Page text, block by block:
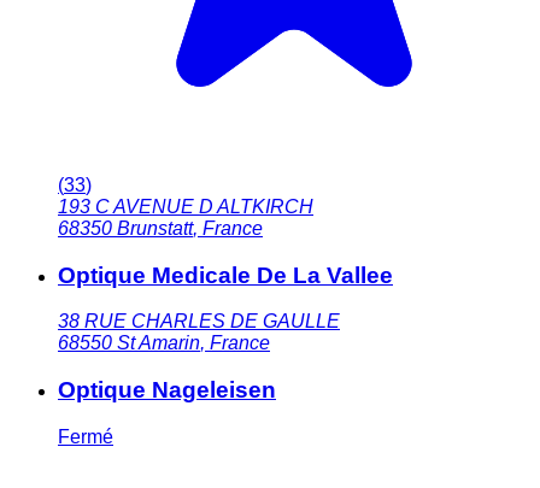
(33)
193 C AVENUE D ALTKIRCH
68350 Brunstatt, France
Optique Medicale De La Vallee
38 RUE CHARLES DE GAULLE
68550 St Amarin, France
Optique Nageleisen
Fermé